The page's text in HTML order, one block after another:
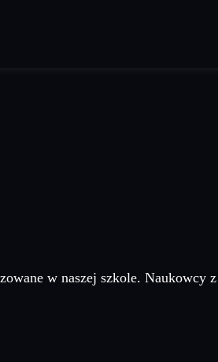
w naszej szkole. Naukowcy